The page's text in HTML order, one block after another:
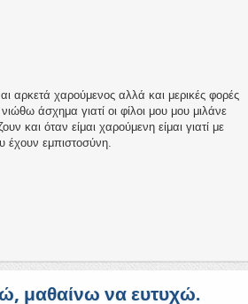
αρκετά χαρούμενος αλλά και μερικές φορές
άσχημα γιατί οι φίλοι μου μου μιλάνε
και όταν είμαι χαρούμενη είμαι γιατί με
έχουν εμπιστοσύνη.
μαθαίνω να ευτυχώ.